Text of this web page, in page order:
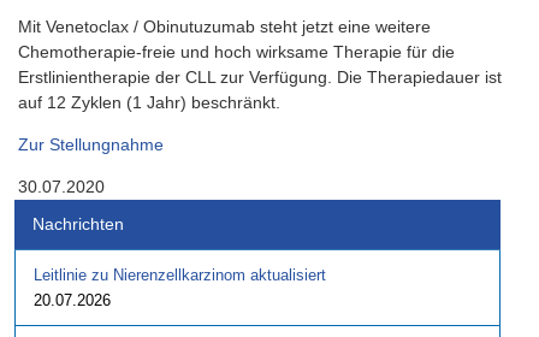
Mit Venetoclax / Obinutuzumab steht jetzt eine weitere
Chemotherapie-freie und hoch wirksame Therapie für die
Erstlinientherapie der CLL zur Verfügung. Die Therapiedauer ist
auf 12 Zyklen (1 Jahr) beschränkt.
Zur Stellungnahme
30.07.2020
Nachrichten
Leitlinie zu Nierenzellkarzinom aktualisiert
20.07.2026